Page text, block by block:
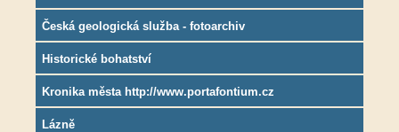
Česká geologická služba - fotoarchiv
Historické bohatství
Kronika města http://www.portafontium.cz
Lázně